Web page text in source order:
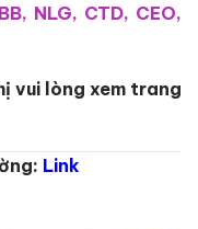
NLG, CTD, CEO,
vui lòng xem trang
Link